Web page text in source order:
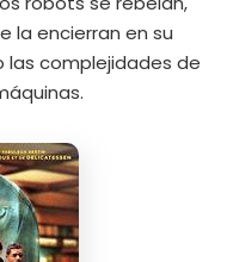
la encierran en su
las complejidades de